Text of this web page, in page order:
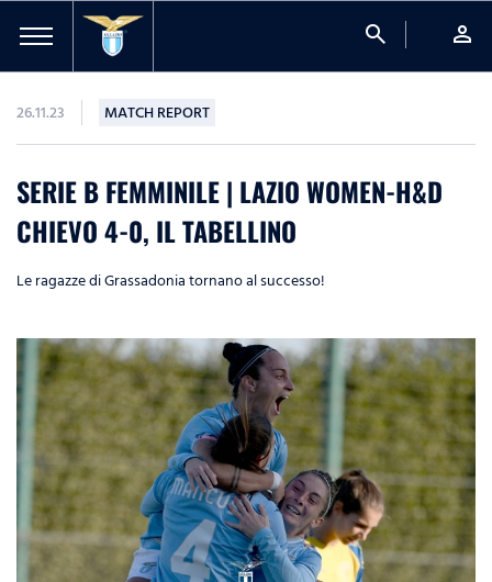
search person
26.11.23 MATCH REPORT
SERIE B FEMMINILE | LAZIO WOMEN-H&D
CHIEVO 4-0, IL TABELLINO
Le ragazze di Grassadonia tornano al successo!